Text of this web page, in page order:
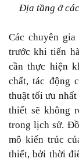
Địa tầng ở
Các chuyên
trước khi tiến
cần thực hiện
chất, tác động
thuật tối ưu nhất
thiết sẽ không
trong lịch sử.
mô kiến trúc
thiết, bởi thời